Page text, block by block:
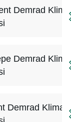
Demrad Klima
Demrad Klima
Demrad Klima